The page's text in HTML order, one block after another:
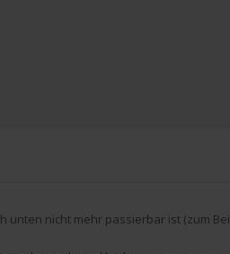
unten nicht mehr passierbar ist (zum